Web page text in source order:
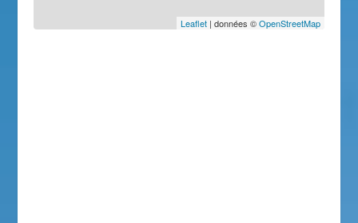
Leaflet| données ©OpenStreetMap